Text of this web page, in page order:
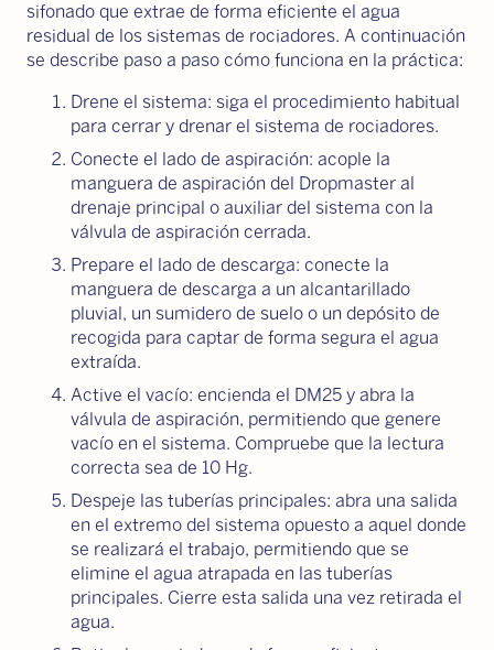
sifonado que extrae de forma eficiente el agua
residual de los sistemas de rociadores. A continuación
se describe paso a paso cómo funciona en la práctica:
Drene el sistema: siga el procedimiento habitual
para cerrar y drenar el sistema de rociadores.
Conecte el lado de aspiración: acople la
manguera de aspiración del Dropmaster al
drenaje principal o auxiliar del sistema con la
válvula de aspiración cerrada.
Prepare el lado de descarga: conecte la
manguera de descarga a un alcantarillado
pluvial, un sumidero de suelo o un depósito de
recogida para captar de forma segura el agua
extraída.
Active el vacío: encienda el DM25 y abra la
válvula de aspiración, permitiendo que genere
vacío en el sistema. Compruebe que la lectura
correcta sea de 10 Hg.
Despeje las tuberías principales: abra una salida
en el extremo del sistema opuesto a aquel donde
se realizará el trabajo, permitiendo que se
elimine el agua atrapada en las tuberías
principales. Cierre esta salida una vez retirada el
agua.